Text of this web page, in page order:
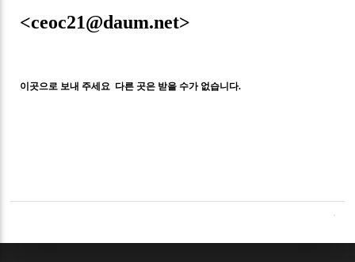
<ceoc21@daum.net>
이곳으로 보내 주세요 다른 곳은 받을 수가 없습니다.